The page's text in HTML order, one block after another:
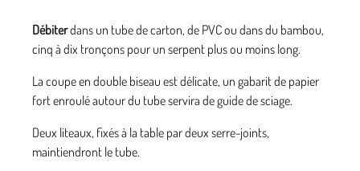
Débiterdans un tube de carton, de PVC ou dans du bambou,
cinq à dix tronçons pour un serpent plus ou moins long.
La coupe en double biseau est délicate, un gabarit de papier
fort enroulé autour du tube servira de guide de sciage.
Deux liteaux, fixés à la table par deux serre-joints,
maintiendront le tube.